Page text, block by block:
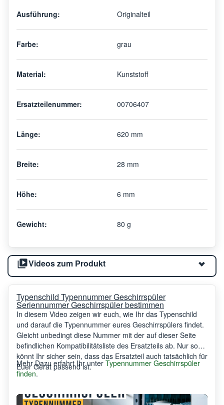
Ausführung:
Originalteil
Farbe: grau
Material: Kunststoff
Ersatzteilenummer: 00706407
Länge: 620 mm
Breite: 28 mm
Höhe: 6 mm
Gewicht: 80 g
Videos zum Produkt
Typenschild Typennummer Geschirrspüler
Seriennummer Geschirrspüler bestimmen
In diesem Video zeigen wir euch, wie Ihr das Typenschild
und darauf die Typennummer eures Geschirrspülers findet.
Gleicht unbedingt diese Nummer mit der auf dieser Seite
befindlichen Kompatibilitätsliste des Ersatzteils ab. Nur so
könnt Ihr sicher sein, dass das Ersatzteil auch tatsächlich für
Euer Gerät passend ist.
Mehr Dazu erfahrt Ihr unter Typennummer Geschirrspüler
finden.